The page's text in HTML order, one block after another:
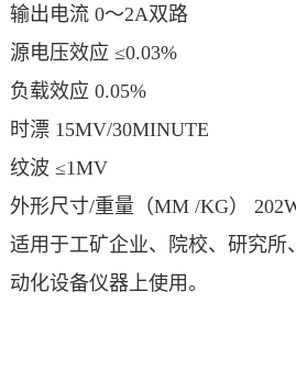
输出电流 0～2A双路
源电压效应 ≤0.03%
负载效应 0.05%
时漂 15MV/30MINUTE
纹波 ≤1MV
外形尺寸/重量（MM /KG）
适用于工矿企业、院校、研究所
动化设备仪器上使用。